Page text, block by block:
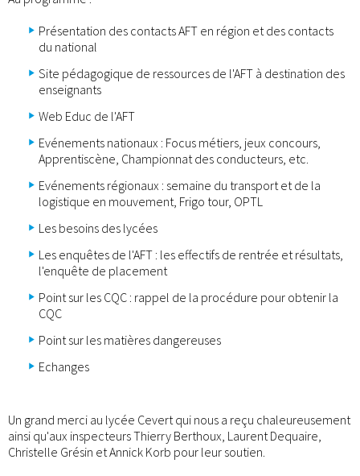
Présentation des contacts AFT en région et des contacts
du national
Site pédagogique de ressources de l'AFT à destination des
enseignants
Web Educ de l'AFT
Evénements nationaux : Focus métiers, jeux concours,
Apprentiscène, Championnat des conducteurs, etc.
Evénements régionaux : semaine du transport et de la
logistique en mouvement, Frigo tour, OPTL
Les besoins des lycées
Les enquêtes de l'AFT : les effectifs de rentrée et résultats,
l'enquête de placement
Point sur les CQC : rappel de la procédure pour obtenir la
CQC
Point sur les matières dangereuses
Echanges
Un grand merci au lycée Cevert qui nous a reçu chaleureusement
ainsi qu'aux inspecteurs Thierry Berthoux, Laurent Dequaire,
Christelle Grésin et Annick Korb pour leur soutien.